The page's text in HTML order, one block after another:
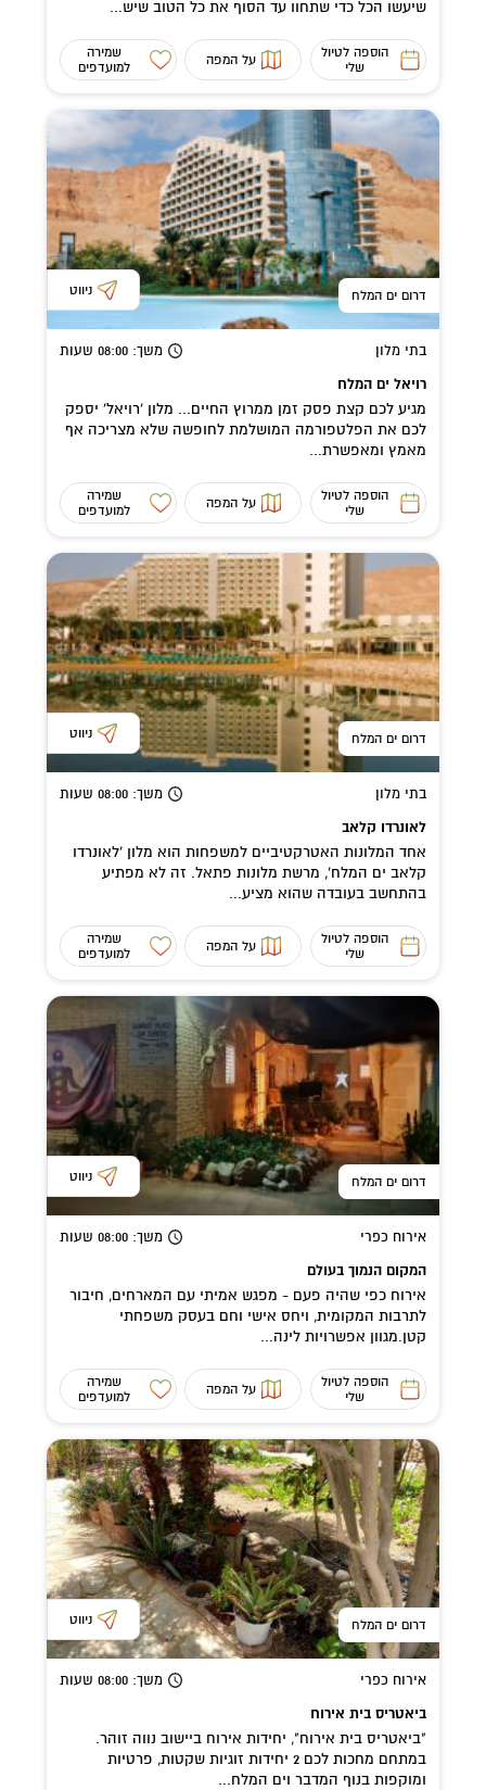
שיעשו הכל כדי שתחוו עד הסוף את כל הטוב שיש...
הוספה לטיול
שלי
על המפה
שמירה
למועדפים
דרום ים המלח ניווט
בתי מלון משך: 08:00 שעות
רויאל ים המלח
מגיע לכם קצת פסק זמן ממרוץ החיים... מלון 'רויאל' יספק
לכם את הפלטפורמה המושלמת לחופשה שלא מצריכה אף
מאמץ ומאפשרת...
הוספה לטיול
שלי
על המפה
שמירה
למועדפים
דרום ים המלח ניווט
בתי מלון משך: 08:00 שעות
לאונרדו קלאב
אחד המלונות האטרקטיביים למשפחות הוא מלון 'לאונרדו
קלאב ים המלח', מרשת מלונות פתאל. זה לא מפתיע
בהתחשב בעובדה שהוא מציע...
הוספה לטיול
שלי
על המפה
שמירה
למועדפים
דרום ים המלח ניווט
אירוח כפרי משך: 08:00 שעות
המקום הנמוך בעולם
אירוח כפי שהיה פעם - מפגש אמיתי עם המארחים, חיבור
לתרבות המקומית, ויחס אישי וחם בעסק משפחתי
קטן.מגוון אפשרויות לינה...
הוספה לטיול
שלי
על המפה
שמירה
למועדפים
דרום ים המלח ניווט
אירוח כפרי משך: 08:00 שעות
ביאטריס בית אירוח
"ביאטריס בית אירוח", יחידות אירוח ביישוב נווה זוהר.
במתחם מחכות לכם 2 יחידות זוגיות שקטות, פרטיות
ומוקפות בנוף המדבר וים המלח...